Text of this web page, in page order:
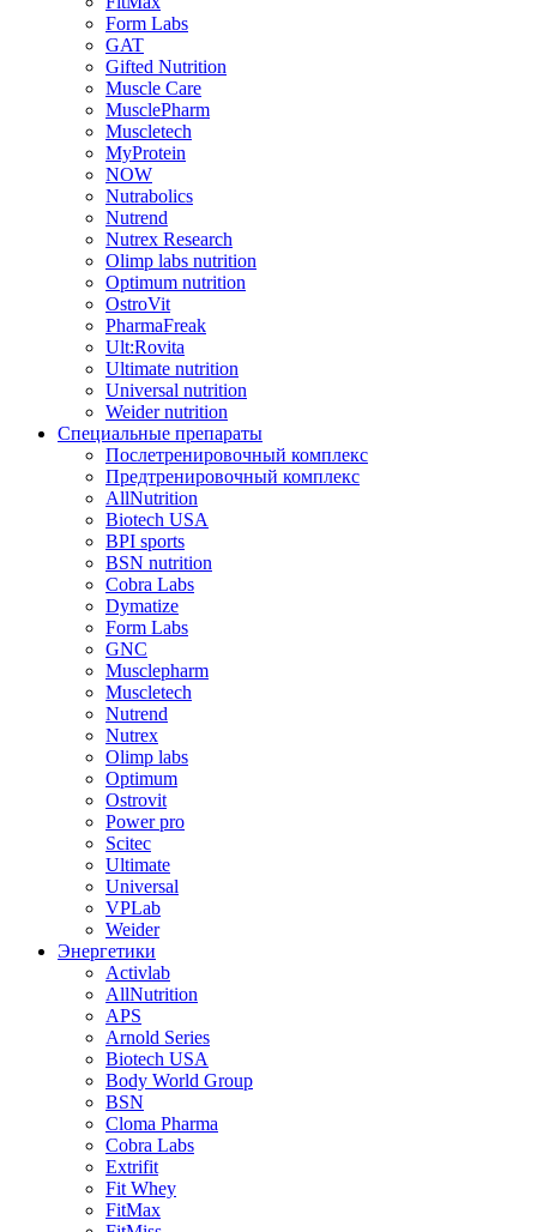
Form Labs
GAT
Gifted Nutrition
Muscle Care
MusclePharm
Muscletech
MyProtein
NOW
Nutrabolics
Nutrend
Nutrex Research
Olimp labs nutrition
Optimum nutrition
OstroVit
PharmaFreak
Ult:Rovita
Ultimate nutrition
Universal nutrition
Weider nutrition
Специальные препараты
Послетренировочный комплекс
Предтренировочный комплекс
AllNutrition
Biotech USA
BPI sports
BSN nutrition
Cobra Labs
Dymatize
Form Labs
GNC
Musclepharm
Muscletech
Nutrend
Nutrex
Olimp labs
Optimum
Ostrovit
Power pro
Scitec
Ultimate
Universal
VPLab
Weider
Энергетики
Activlab
AllNutrition
APS
Arnold Series
Biotech USA
Body World Group
BSN
Cloma Pharma
Cobra Labs
Extrifit
Fit Whey
FitMax